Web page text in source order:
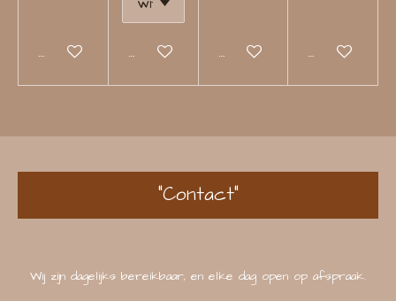
Bekijk detailsBekijk detailsBekijk detailsBekijk
"Contact"
Wij zijn dagelijks bereikbaar, en elke dag open op afspraak.